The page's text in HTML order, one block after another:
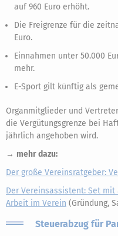
auf 960 Euro erhöht.
Die Freigrenze für die
Euro.
Einnahmen unter 50.000
mehr.
E-Sport gilt künftig als
Organmitglieder und
die Vergütungsgrenze bei
jährlich angehoben wird.
→ mehr dazu:
Der große Vereinsratgeber:
Der Vereinsassistent: Set
Arbeit im Verein (Gründung,
Steuerabzug für